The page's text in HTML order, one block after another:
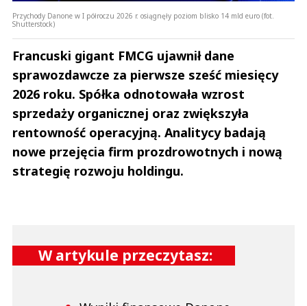
Shutterstock)
Francuski gigant FMCG ujawnił dane
sprawozdawcze za pierwsze sześć miesięcy
2026 roku. Spółka odnotowała wzrost
sprzedaży organicznej oraz zwiększyła
rentowność operacyjną. Analitycy badają
nowe przejęcia firm prozdrowotnych i nową
strategię rozwoju holdingu.
W artykule przeczytasz:
Wyniki finansowe Danone